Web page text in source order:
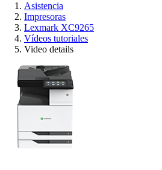
Asistencia
Impresoras
Lexmark XC9265
Vídeos tutoriales
Video details